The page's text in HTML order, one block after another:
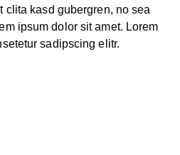
clita kasd gubergren, no sea
ipsum dolor sit amet. Lorem
sadipscing elitr.